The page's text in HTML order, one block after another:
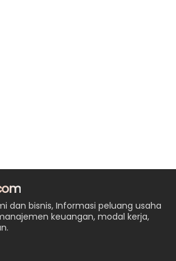
dan bisnis, Informasi peluang usaha
keuangan, modal kerja,